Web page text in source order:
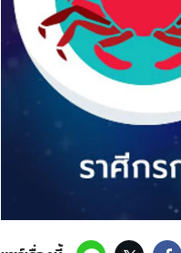
สงวนลิขสิทธิ์ ©2569บริษัท อิมเมจ ฟิวเจ